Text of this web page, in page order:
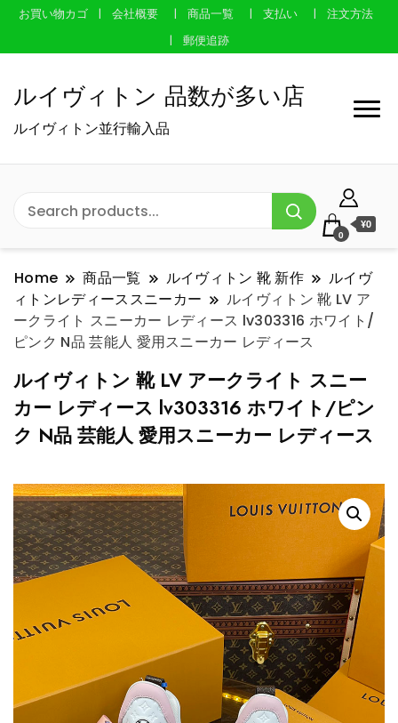
お買い物カゴ 会社概要 商品一覧 支払い
注文方法
郵便追跡
ルイヴィトン 品数が多い店
ルイヴィトン並行輸入品
0
¥0
Home 商品一覧 ルイヴィトン 靴 新作
ルイヴ
ィトンレディーススニーカー
ルイヴィトン 靴 LV ア
ークライト スニーカー レディース lv303316 ホワイト/
ピンク N品 芸能人 愛用スニーカー レディース
ルイヴィトン 靴 LV アークライト スニー
カー レディース lv303316 ホワイト/ピン
ク N品 芸能人 愛用スニーカー レディース